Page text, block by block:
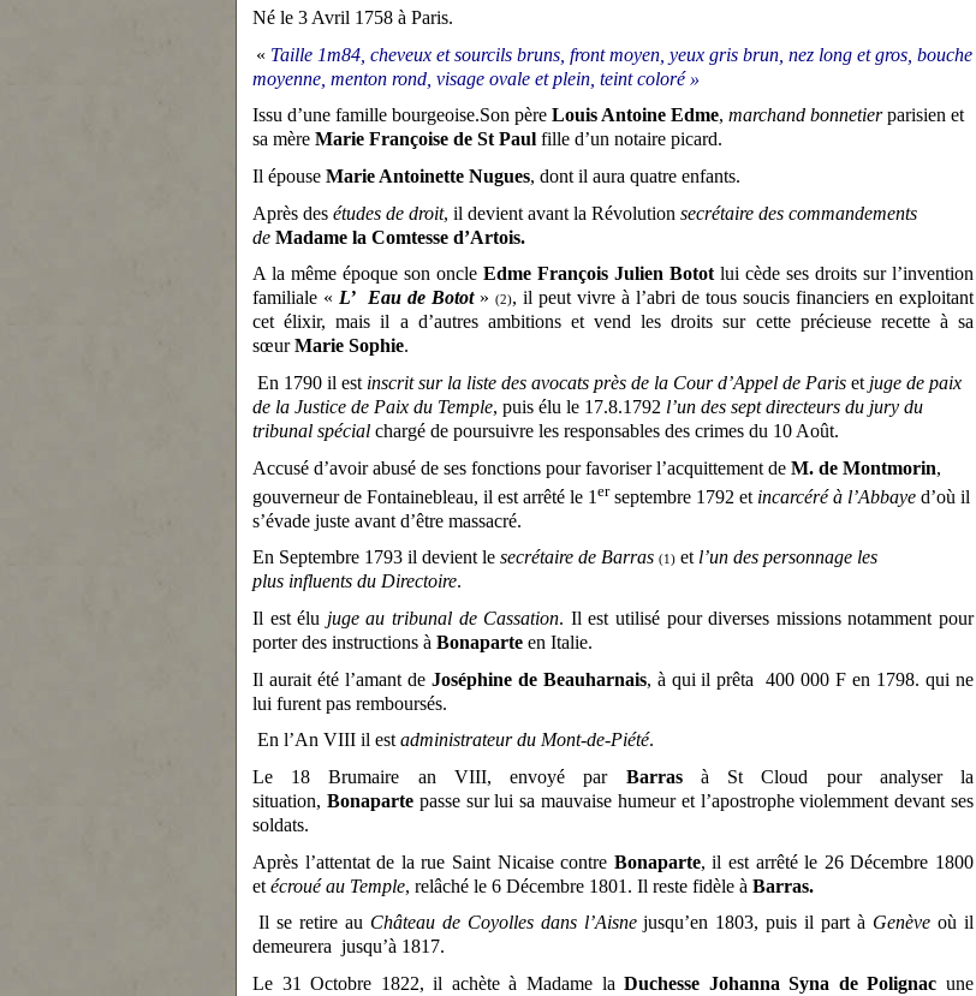
Né le 3 Avril 1758 à Paris.
« Taille 1m84, cheveux et sourcils bruns, front moyen, yeux gris brun, nez long et gros, bouche
moyenne, menton rond, visage ovale et plein, teint coloré »
Issu d’une famille bourgeoise.Son père Louis Antoine Edme, marchand bonnetierparisien et
sa mère Marie Françoise de St Paul fille d’un notaire picard.
Il épouse Marie Antoinette Nugues, dont il aura quatre enfants.
Après des études de droit, il devient avant la Révolution secrétaire des commandements
de Madame la Comtesse d’Artois.
A la même époque son oncle Edme François Julien Botot lui cède ses droits sur l’invention
familiale « L’ Eau de Botot» (2), il peut vivre à l’abri de tous soucis financiers en exploitant
cet élixir, mais il a d’autres ambitions et vend les droits sur cette précieuse recette à sa
sœurMarie Sophie.
En 1790 il est inscrit sur la liste des avocats près de la Cour d’Appel de Paris et juge de paix
de la Justice de Paix du Temple, puis élu le 17.8.1792 l’un des sept directeurs du jury du
tribunal spécial chargé de poursuivre les responsables des crimes du 10 Août.
Accusé d’avoir abusé de ses fonctions pour favoriser l’acquittement de M. de Montmorin,
gouverneur de Fontainebleau, il est arrêté le 1 erseptembre 1792 et incarcéré à l’Abbaye d’où il
s’évade juste avant d’être massacré.
En Septembre 1793 il devient le secrétaire de Barras (1) et l’un des personnage les
plus influents du Directoire.
Il est élu juge au tribunal de Cassation. Il est utilisé pour diverses missions notamment pour
porter des instructions à Bonaparte en Italie.
Il aurait été l’amant de Joséphine de Beauharnais, à qui il prêta 400 000 F en 1798. qui ne
lui furent pas remboursés.
En l’An VIII il estadministrateur du Mont-de-Piété.
Le 18 Brumaire an VIII, envoyé par Barrasà St Cloud pour analyser la
situation, Bonapartepasse sur lui sa mauvaise humeur et l’apostrophe violemment devant ses
soldats.
Après l’attentat de la rue Saint Nicaise contre Bonaparte, il est arrêté le 26 Décembre 1800
et écroué au Temple, relâché le 6 Décembre 1801. Il reste fidèle à Barras.
Il se retire au Château de Coyolles dans l’Aisnejusqu’en 1803, puis il part à Genève où il
demeurera jusqu’à 1817.
Le 31 Octobre 1822, il achète à Madame laDuchesse Johanna Syna de Polignac une